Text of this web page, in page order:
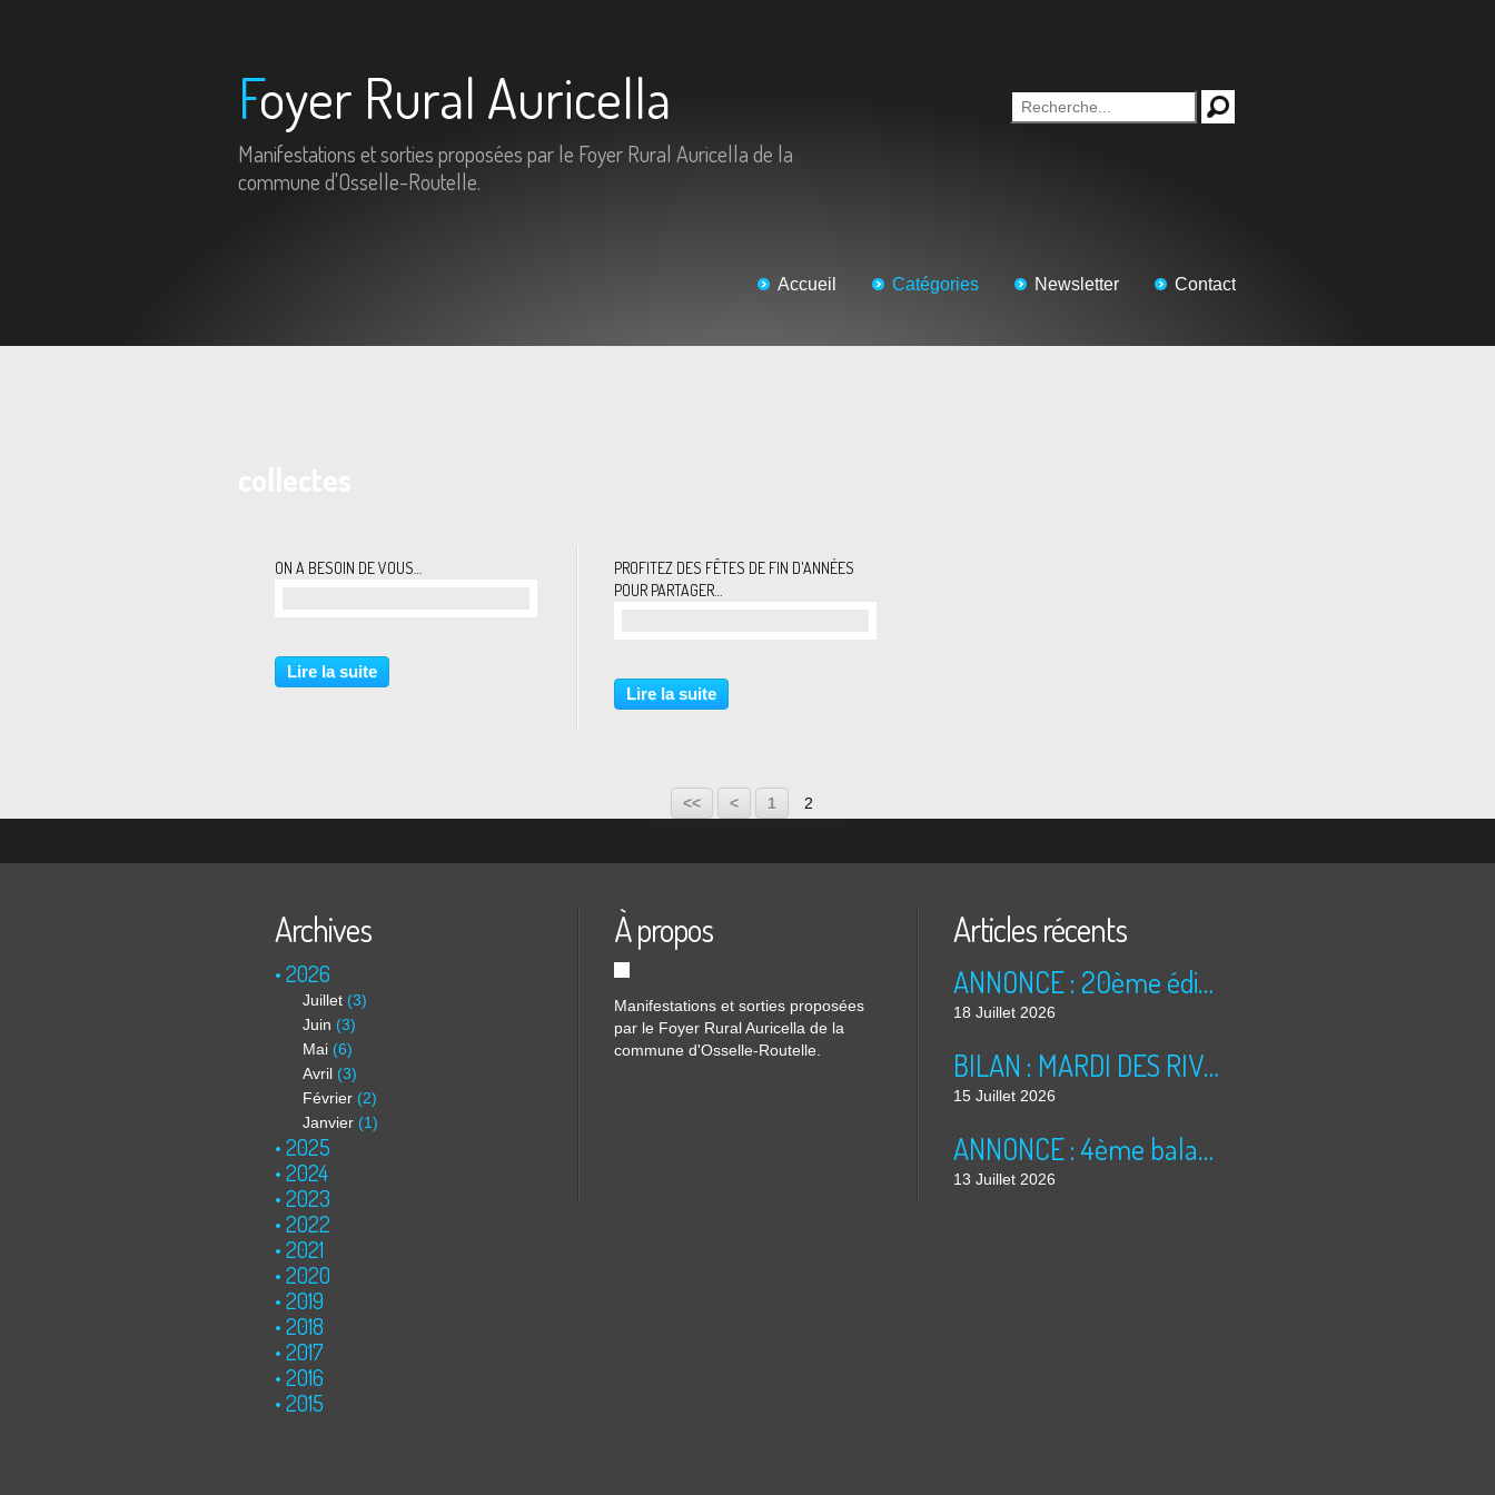
Foyer Rural Auricella
Manifestations et sorties proposées par le Foyer Rural Auricella de la
commune d'Osselle-Routelle.
Accueil Catégories Newsletter Contact
ON A BESOIN DE VOUS…
Lire la suite
PROFITEZ DES FÊTES DE FIN D'ANNÉES
POUR PARTAGER…
Lire la suite
<< < 1 2
Archives
2026
Juillet (3)
Juin (3)
Mai (6)
Avril (3)
Février (2)
Janvier (1)
2025
2024
2023
2022
2021
2020
2019
2018
2017
2016
2015
À propos
Manifestations et sorties proposées
par le Foyer Rural Auricella de la
commune d'Osselle-Routelle.
Articles récents
ANNONCE : 20ème édition des TRÉSORS DU GRENIER (2026)
18 Juillet 2026
BILAN : MARDI DES RIVES 2026
15 Juillet 2026
ANNONCE : 4ème balade dominicale
13 Juillet 2026